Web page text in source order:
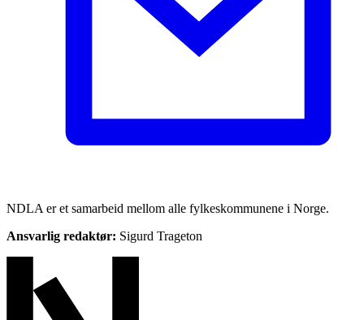
NDLA er et samarbeid mellom alle fylkeskommunene i Norge.
Ansvarlig redaktør: Sigurd Trageton